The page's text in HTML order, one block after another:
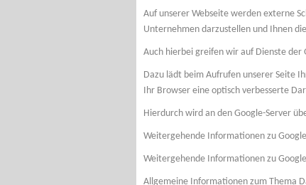
Auf unserer Webseite werden externe
Unternehmen darzustellen und Ihnen
Auch hierbei greifen wir auf Dienste der
Dazu lädt beim Aufrufen unserer Seite
Ihr Browser eine optisch verbesserte
Hierdurch wird an den Google-Server
Weitergehende Informationen zu
Weitergehende Informationen zu
Allgemeine Informationen zum Thema